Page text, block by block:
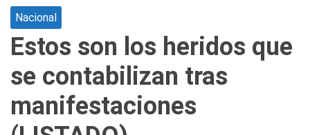
Nacional
Estos son los heridos que
se contabilizan tras
manifestaciones